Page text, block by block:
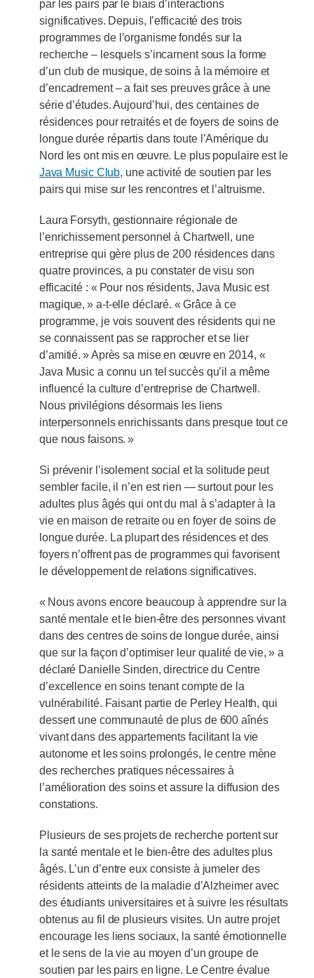
par les pairs par le biais d’interactions
significatives. Depuis, l’efficacité des trois
programmes de l’organisme fondés sur la
recherche – lesquels s’incarnent sous la forme
d’un club de musique, de soins à la mémoire et
d’encadrement – a fait ses preuves grâce à une
série d’études. Aujourd’hui, des centaines de
résidences pour retraités et de foyers de soins de
longue durée répartis dans toute l’Amérique du
Nord les ont mis en œuvre. Le plus populaire est le
Java Music Club, une activité de soutien par les
pairs qui mise sur les rencontres et l’altruisme.
Laura Forsyth, gestionnaire régionale de
l’enrichissement personnel à Chartwell, une
entreprise qui gère plus de 200 résidences dans
quatre provinces, a pu constater de visu son
efficacité : « Pour nos résidents, Java Music est
magique, » a-t-elle déclaré. « Grâce à ce
programme, je vois souvent des résidents qui ne
se connaissent pas se rapprocher et se lier
d’amitié. » Après sa mise en œuvre en 2014, «
Java Music a connu un tel succès qu’il a même
influencé la culture d’entreprise de Chartwell.
Nous privilégions désormais les liens
interpersonnels enrichissants dans presque tout ce
que nous faisons. »
Si prévenir l’isolement social et la solitude peut
sembler facile, il n’en est rien — surtout pour les
adultes plus âgés qui ont du mal à s’adapter à la
vie en maison de retraite ou en foyer de soins de
longue durée. La plupart des résidences et des
foyers n’offrent pas de programmes qui favorisent
le développement de relations significatives.
« Nous avons encore beaucoup à apprendre sur la
santé mentale et le bien-être des personnes vivant
dans des centres de soins de longue durée, ainsi
que sur la façon d’optimiser leur qualité de vie, » a
déclaré Danielle Sinden, directrice du Centre
d’excellence en soins tenant compte de la
vulnérabilité. Faisant partie de Perley Health, qui
dessert une communauté de plus de 600 aînés
vivant dans des appartements facilitant la vie
autonome et les soins prolongés, le centre mène
des recherches pratiques nécessaires à
l’amélioration des soins et assure la diffusion des
constations.
Plusieurs de ses projets de recherche portent sur
la santé mentale et le bien-être des adultes plus
âgés. L’un d’entre eux consiste à jumeler des
résidents atteints de la maladie d’Alzheimer avec
des étudiants universitaires et à suivre les résultats
obtenus au fil de plusieurs visites. Un autre projet
encourage les liens sociaux, la santé émotionnelle
et le sens de la vie au moyen d’un groupe de
soutien par les pairs en ligne. Le Centre évalue